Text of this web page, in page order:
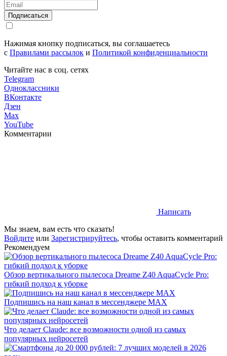
Подписаться
Нажимая кнопку подписаться, вы соглашаетесь
с Правилами рассылок и Политикой конфиденциальности
Читайте нас в соц. сетях
Telegram
Одноклассники
ВКонтакте
Дзен
Max
YouTube
Комментарии
Написать
Мы знаем, вам есть что сказать!
Войдите или Зарегистрируйтесь, чтобы оставить комментарий
Рекомендуем
Обзор вертикального пылесоса Dreame Z40 AquaCycle Pro:
гибкий подход к уборке
Подпишись на наш канал в мессенджере МАХ
Что делает Сlaude: все возможности одной из самых
популярных нейросетей